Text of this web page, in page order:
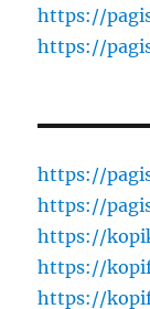
https://
https://
https://
https://
https://
https://
https://